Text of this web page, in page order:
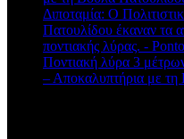
Διποταμία: Ο
Πατουλίδου έκαναν τα
ποντιακής λύρας. -
Ποντιακή λύρα 3
– Αποκαλυπτήρια με